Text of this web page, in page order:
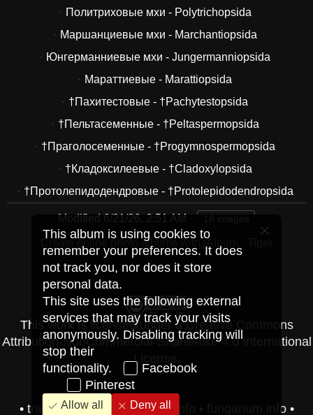
Политриховые мхи - Polytrichopsida
Маршанциевые мхи - Marchantiopsida
Юнгерманниевые мхи - Jungermanniopsida
Мараттиевые - Marattiopsida
†Пахитестовые - †Pachytestopsida
†Пельтасеменные - †Peltaspermopsida
†Праголосеменные - †Progymnospermopsida
†Кладоксилеевые - †Cladoxylopsida
†Протолепидодендровые - †Protolepidodendropsida
Modified 6/21/26, 2:51 AM
Create online photo albums with jAlbum
This work is licensed under aCreative Commons
Attribution-NonCommercial-ShareAlike 4.0 International
License
• travel-pics.vip herbarium.info fungarium.info•
This album is using cookies to
remember your preferences. It does
not track you, nor does it store
personal data.
This site uses the following external
services that may track your visits
anonymously. Disabling tracking will
stop their
functionality.
Facebook
Pinterest
Allow all Deny all